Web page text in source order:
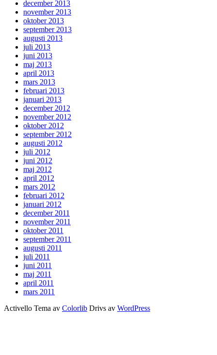
december 2013
november 2013
oktober 2013
september 2013
augusti 2013
juli 2013
juni 2013
maj 2013
april 2013
mars 2013
februari 2013
januari 2013
december 2012
november 2012
oktober 2012
september 2012
augusti 2012
juli 2012
juni 2012
maj 2012
april 2012
mars 2012
februari 2012
januari 2012
december 2011
november 2011
oktober 2011
september 2011
augusti 2011
juli 2011
juni 2011
maj 2011
april 2011
mars 2011
Activello Tema av Colorlib Drivs av WordPress